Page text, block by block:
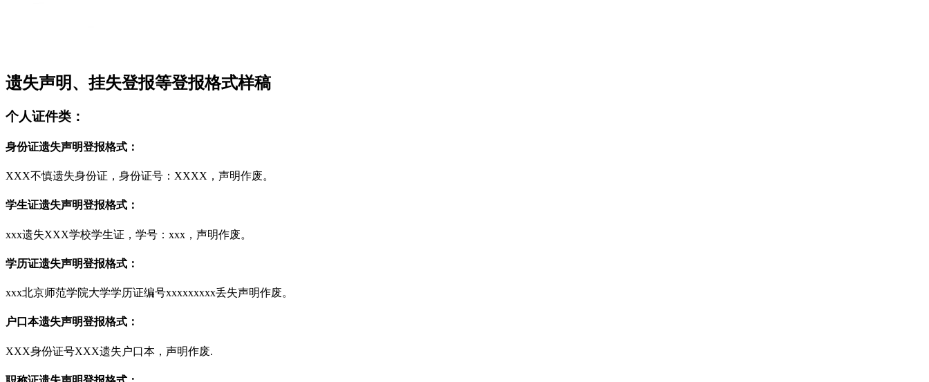
遗失声明、挂失登报等登报格式样稿
个人证件类：
身份证遗失声明登报格式：
XXX不慎遗失身份证，身份证号：XXXX，声明作废。
学生证遗失声明登报格式：
xxx遗失XXX学校学生证，学号：xxx，声明作废。
学历证遗失声明登报格式：
xxx北京师范学院大学学历证编号xxxxxxxxx丢失声明作废。
户口本遗失声明登报格式：
XXX身份证号XXX遗失户口本，声明作废.